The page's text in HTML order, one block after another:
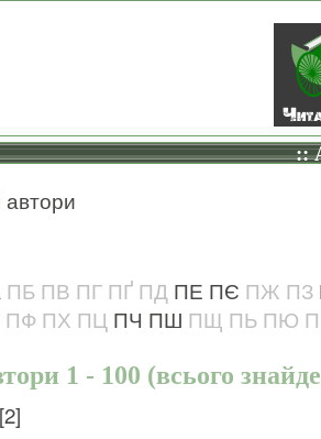
::
автори
ПБ ПВ ПГ ПҐ ПД ПЕ ПЄ ПЖ ПЗ
ПФ ПХ ПЦ ПЧ ПШ ПЩ ПЬ ПЮ
1 - 100 (всього
[2]